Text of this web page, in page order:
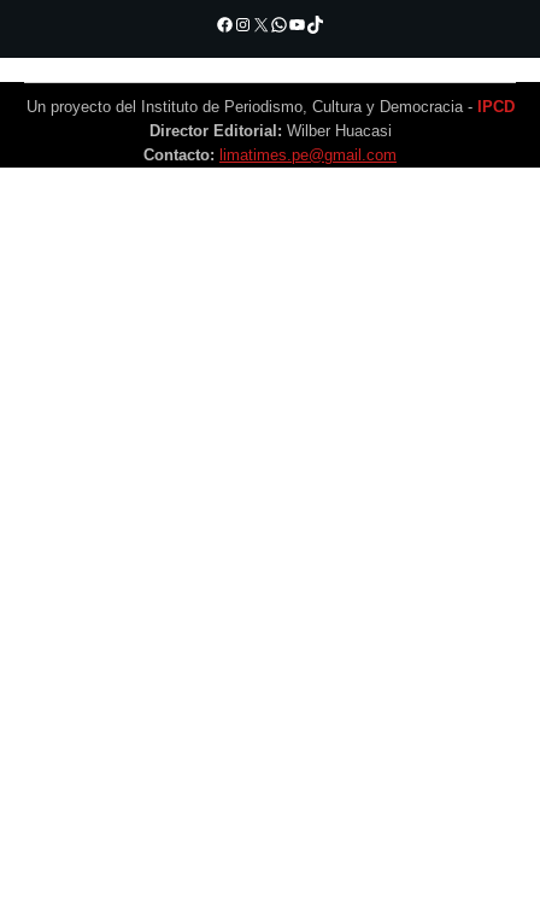
Facebook
Instagram
X WhatsApp
YouTube
TikTok
Un proyecto del Instituto de Periodismo, Cultura y Democracia - IPCD
Director Editorial: Wilber Huacasi
Contacto: limatimes.pe@gmail.com